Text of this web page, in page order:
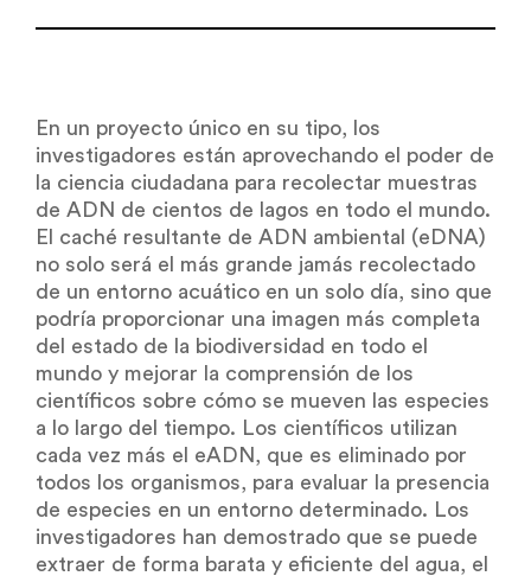
En un proyecto único en su tipo, los
investigadores están aprovechando el poder de
la ciencia ciudadana para recolectar muestras
de ADN de cientos de lagos en todo el mundo.
El caché resultante de ADN ambiental (eDNA)
no solo será el más grande jamás recolectado
de un entorno acuático en un solo día, sino que
podría proporcionar una imagen más completa
del estado de la biodiversidad en todo el
mundo y mejorar la comprensión de los
científicos sobre cómo se mueven las especies
a lo largo del tiempo. Los científicos utilizan
cada vez más el eADN, que es eliminado por
todos los organismos, para evaluar la presencia
de especies en un entorno determinado. Los
investigadores han demostrado que se puede
extraer de forma barata y eficiente del agua, el